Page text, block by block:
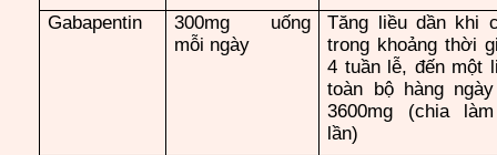
Gabapentin
300mg uống
mỗi ngày
Tăng liều dần khi
trong khoảng thời
4 tuần lễ, đến một
toàn bộ hàng
3600mg (chia
lần)